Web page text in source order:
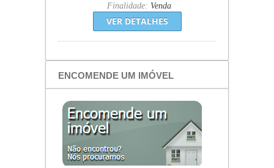
Finalidade: Venda
VER DETALHES
ENCOMENDE UM IMÓVEL